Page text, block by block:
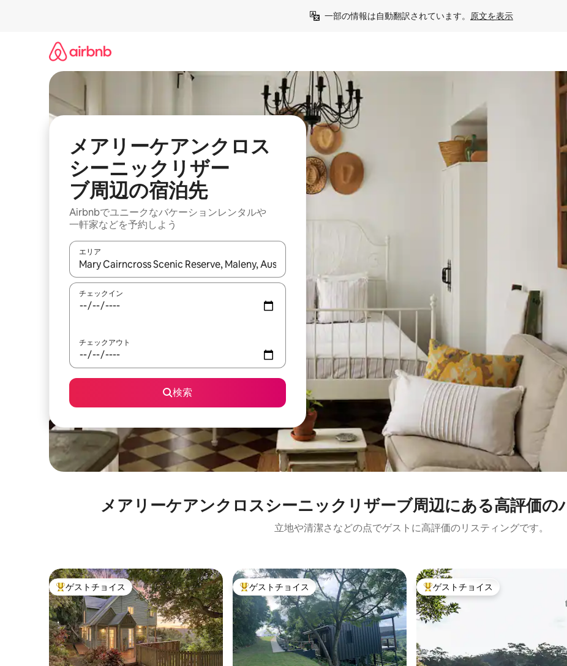
一部の情報は自動翻訳されています。 原文を表示
メアリーケアンクロス
シーニックリザー
ブ⁠周⁠辺⁠の宿⁠泊⁠先
Airbnbでユニークなバ⁠ケ⁠ー⁠シ⁠ョ⁠ンレ⁠ン⁠タ⁠ルや
一⁠軒⁠家な⁠ど⁠を予⁠約⁠し⁠よ⁠う
エリア
検索結果が表示されたら、上下の矢印キーを使って移動するか、画面をタッチまたはスワイプして検索結果を確認することがで
チェックイン
チェックアウト
検索
メアリーケアンクロスシーニックリザーブ⁠周⁠辺⁠に⁠あ⁠る高⁠評⁠価⁠
立地や清潔さなどの点でゲストに高評価のリスティングです。
大好評のゲストチョイスです。
ゲストチョイス 大好評のゲストチョイスです。
ゲストチョイス 大好評のゲストチョイスです。
ゲストチョイス